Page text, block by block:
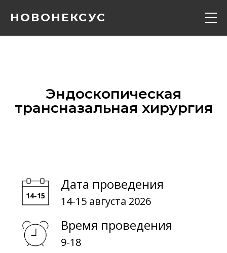
НОВОНЕКСУС
Расписание
О обучении
Эндоскопическая
трансназальная хирургия
Дата проведения
14-15 августа 2026
Время проведения
9-18